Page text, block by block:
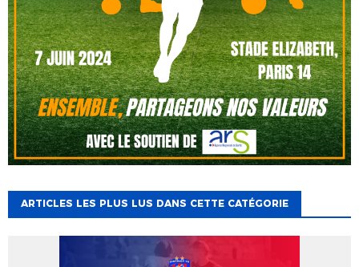
ARTICLES LES PLUS LUS DANS CETTE CATÉGORIE